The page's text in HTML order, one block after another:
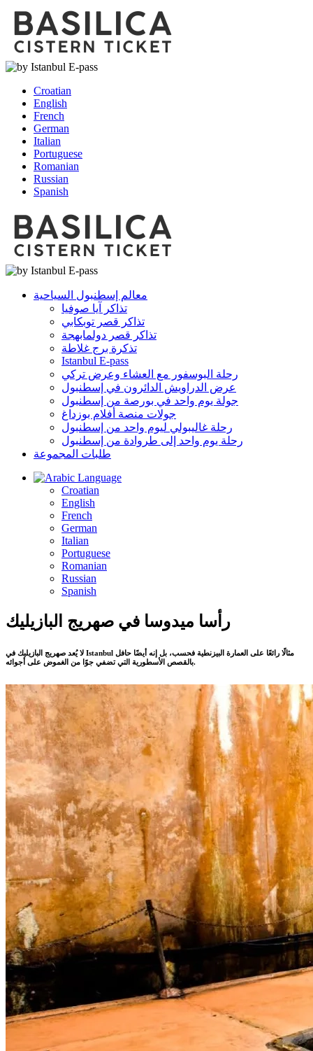
Croatian
English
French
German
Italian
Portuguese
Romanian
Russian
Spanish
معالم إسطنبول السياحية
تذاكر آيا صوفيا
تذاكر قصر توبكابي
تذاكر قصر دولمابهجة
تذكرة برج غلاطة
Istanbul E-pass
رحلة البوسفور مع العشاء وعرض تركي
عرض الدراويش الدائرون في إسطنبول
جولة يوم واحد في بورصة من إسطنبول
جولات منصة أفلام بوزداغ
رحلة غاليبولي ليوم واحد من إسطنبول
رحلة يوم واحد إلى طروادة من إسطنبول
طلبات المجموعة
Language
Croatian
English
French
German
Italian
Portuguese
Romanian
Russian
Spanish
رأسا ميدوسا في صهريج البازيليك
لا يُعد صهريج البازيليك في Istanbul مثالًا رائعًا على العمارة البيزنطية فحسب، بل إنه أيضًا حافل
بالقصص الأسطورية التي تضفي جوًا من الغموض على أجوائه.